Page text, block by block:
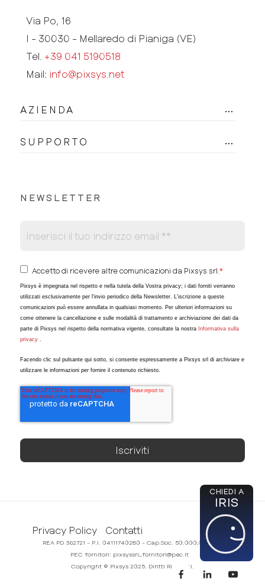
Via Po, 16
I - 30030 - Mellaredo di Pianiga (VE)
Tel. +39 041 5190518
Mail: info@pixsys.net
AZIENDA
SUPPORTO
NEWSLETTER
Accetto di ricevere altre comunicazioni da Pixsys srl. *
Pixsys è impegnata nel rispetto e nella tutela della Vostra privacy; i dati forniti verranno
utilizzati esclusivamente per l'invio periodico della Newsletter. L'iscrizione a queste
comunicazioni può essere annullata in qualsiasi momento. Per ulteriori informazioni su
come ottenere la cancellazione e sulle modalità di trattamento e archiviazione dei dati da
parte di Pixsys nel rispetto della normativa vigente, consultate la nostra Informativa sulla
privacy.
Facendo clic sul pulsante qui sotto, si consente espressamente a Pixsys srl di archiviare e
utilizzare le informazioni per fornire il contenuto richiesto.
Privacy Policy Contatti
REA PD 362721 - P.I. 04111740280 - Cap.Soc. 50.000,00€ i.v.
PEC fornitori: pixsyssrl_fornitori@pec.it
Copyright © Pixsys 2025. Diritti Riservati.
CHIEDI A
IRIS